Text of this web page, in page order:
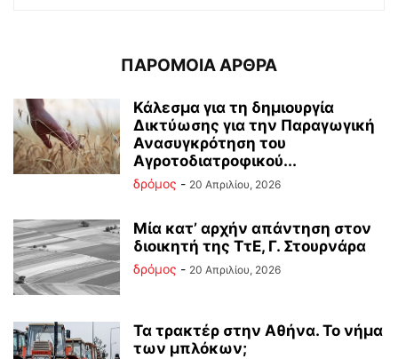
ΠΑΡΟΜΟΙΑ ΑΡΘΡΑ
Κάλεσμα για τη δημιουργία
Δικτύωσης για την Παραγωγική
Ανασυγκρότηση του
Αγροτοδιατροφικού...
δρόμος - 20 Απριλίου, 2026
Μία κατ’ αρχήν απάντηση στον
διοικητή της ΤτΕ, Γ. Στουρνάρα
δρόμος - 20 Απριλίου, 2026
Τα τρακτέρ στην Αθήνα. Το νήμα
των μπλόκων;